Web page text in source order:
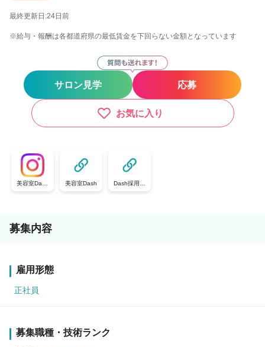
最終更新日:24日前
※給与・報酬は各都道府県の最低賃金を下回らない金額となっています
サロン見学 応募
お気に入り
美容室Dash
（＠dash-sai
美容室Dash
Dash採用サ
イト
募集内容
雇用形態
正社員
募集職種・技術ランク